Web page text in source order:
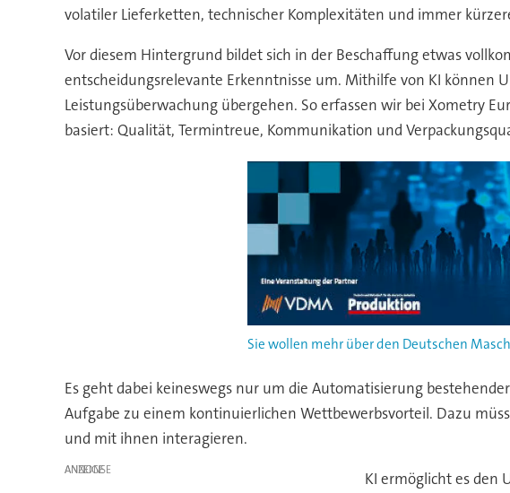
volatiler Lieferketten, technischer Komplexitäten und immer
Vor diesem Hintergrund bildet sich in der Beschaffung etwas
entscheidungsrelevante Erkenntnisse um. Mithilfe von KI
Leistungsüberwachung übergehen. So erfassen wir bei Xometry
basiert: Qualität, Termintreue, Kommunikation und
Sie wollen mehr über den Deutschen
Es geht dabei keineswegs nur um die Automatisierung
Aufgabe zu einem kontinuierlichen Wettbewerbsvorteil. Dazu
und mit ihnen interagieren.
ANZEIGE
KI ermöglicht es den